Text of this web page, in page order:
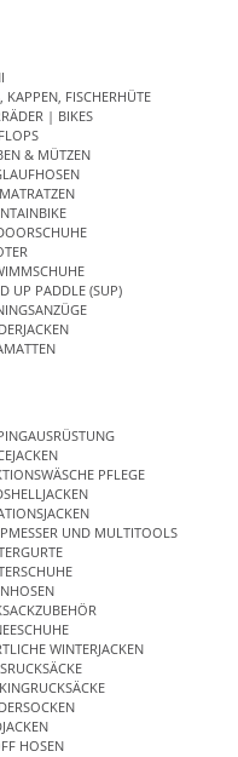
KAPPEN, FISCHERHÜTE
| BIKES
& MÜTZEN
UP PADDLE (SUP)
PFLEGE
UND MULTITOOLS
WINTERJACKEN
HOSEN